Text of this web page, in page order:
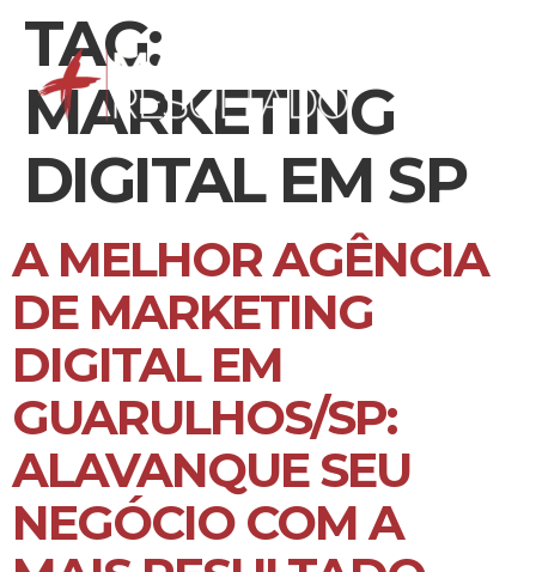
TAG:
MARKETING
DIGITAL EM SP
A MELHOR AGÊNCIA
DE MARKETING
DIGITAL EM
GUARULHOS/SP:
ALAVANQUE SEU
NEGÓCIO COM A